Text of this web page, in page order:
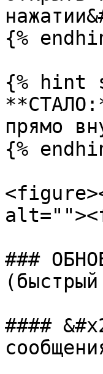
{%
{% hint
прямо
{%
###
####